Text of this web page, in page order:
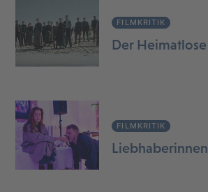
FILMKRITIK
Der Heimatlose
FILMKRITIK
Liebhaberinnen